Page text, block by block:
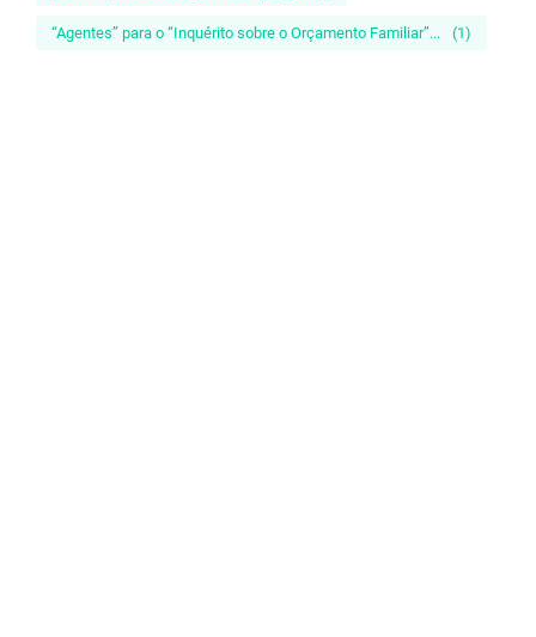
“Agentes” para o “Inquérito sobre o Orçamento Familiar”... (1)